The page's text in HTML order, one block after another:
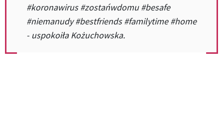
#koronawirus #zostańwdomu #besafe
#niemanudy #bestfriends #familytime #home
- uspokoiła Kożuchowska.